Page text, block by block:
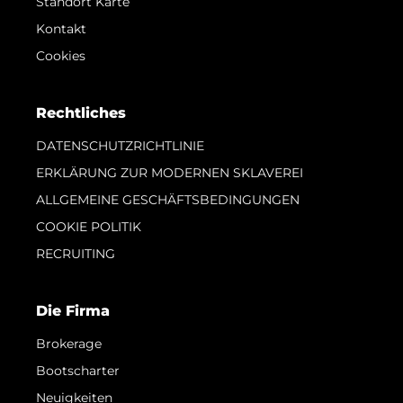
Kontakt
Cookies
Rechtliches
DATENSCHUTZRICHTLINIE
ERKLÄRUNG ZUR MODERNEN SKLAVEREI
ALLGEMEINE GESCHÄFTSBEDINGUNGEN
COOKIE POLITIK
RECRUITING
Die Firma
Brokerage
Bootscharter
Neuigkeiten